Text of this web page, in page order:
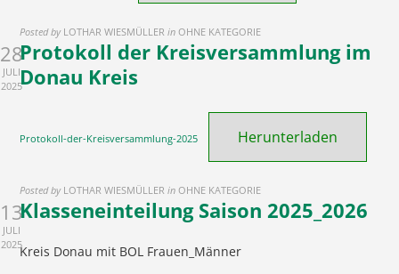
Posted by LOTHAR WIESMÜLLER in OHNE KATEGORIE
28
JULI
2025
Protokoll der Kreisversammlung im
Donau Kreis
Protokoll-der-Kreisversammlung-2025 Herunterladen
Posted by LOTHAR WIESMÜLLER in OHNE KATEGORIE
13
JULI
2025
Klasseneinteilung Saison 2025_2026
Kreis Donau mit BOL Frauen_Männer